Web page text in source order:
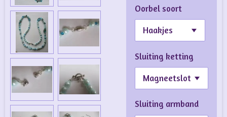
Oorbel soort
Sluiting ketting
Sluiting armband